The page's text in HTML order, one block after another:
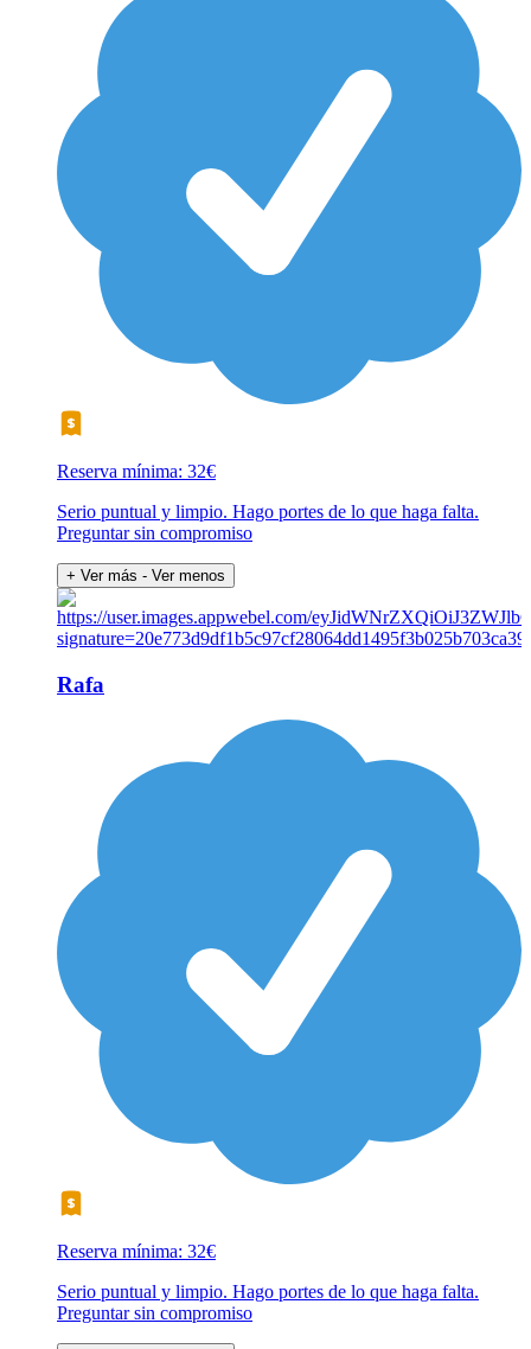
Reserva mínima: 32€
Serio puntual y limpio. Hago portes de lo que haga falta.
Preguntar sin compromiso
+ Ver más - Ver menos
Rafa
Reserva mínima: 32€
Serio puntual y limpio. Hago portes de lo que haga falta.
Preguntar sin compromiso